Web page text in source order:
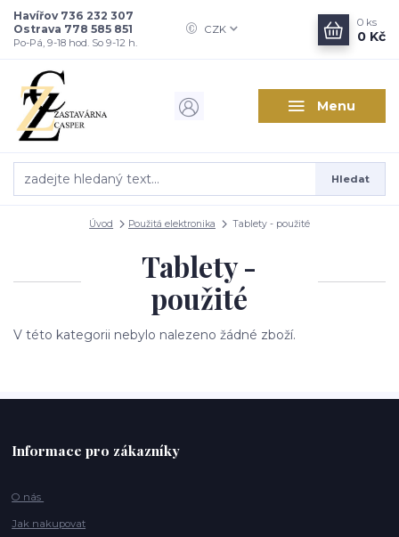
Menu
CZK
Hledat
Havířov 736 232 307
Ostrava 778 585 851
Po-Pá, 9-18 hod. So 9-12 h.
0 ks
0 Kč
Úvod Použitá elektronika Tablety - použité
Tablety -
použité
V této kategorii nebylo nalezeno žádné zboží.
Informace pro zákazníky
O nás
Jak nakupovat